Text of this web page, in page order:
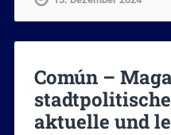
Común –
aktuelle und